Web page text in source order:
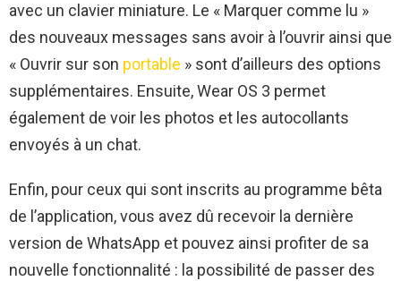
avec un clavier miniature. Le « Marquer comme lu »
des nouveaux messages sans avoir à l’ouvrir ainsi que
« Ouvrir sur son portable » sont d’ailleurs des options
supplémentaires. Ensuite, Wear OS 3 permet
également de voir les photos et les autocollants
envoyés à un chat.
Enfin, pour ceux qui sont inscrits au programme bêta
de l’application, vous avez dû recevoir la dernière
version de WhatsApp et pouvez ainsi profiter de sa
nouvelle fonctionnalité : la possibilité de passer des